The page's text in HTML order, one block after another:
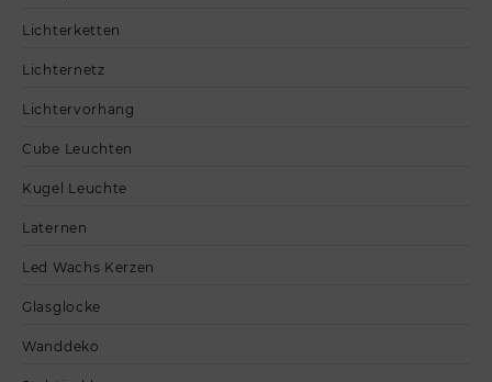
Lichterketten
Lichternetz
Lichtervorhang
Cube Leuchten
Kugel Leuchte
Laternen
Led Wachs Kerzen
Glasglocke
Wanddeko